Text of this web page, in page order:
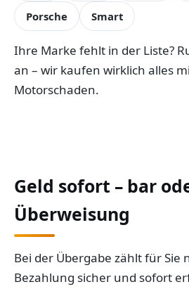
Porsche Smart
Ihre Marke fehlt in der Liste?
an – wir kaufen wirklich alles
Motorschaden.
Geld sofort – bar
Überweisung
Bei der Übergabe zählt für Sie
Bezahlung sicher und sofort